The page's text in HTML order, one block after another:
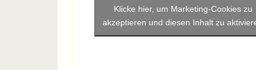
Klicke hier, um Marketing-Cookies zu
akzeptieren und diesen Inhalt zu